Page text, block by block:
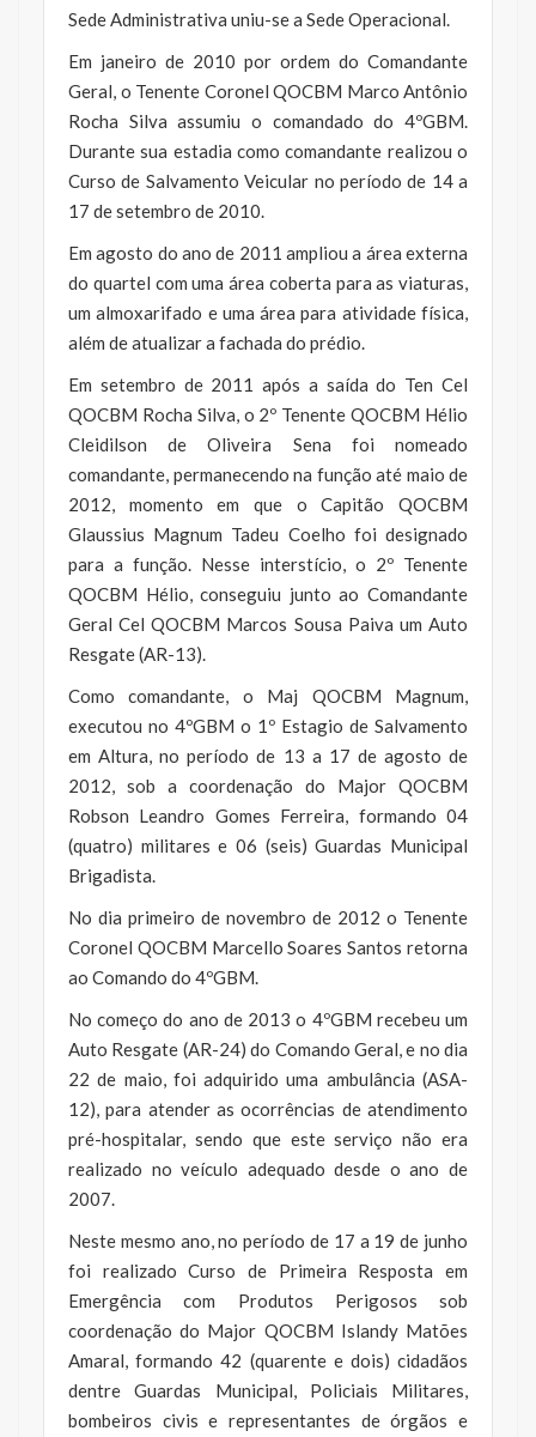
Sede Administrativa uniu-se a Sede Operacional.
Em janeiro de 2010 por ordem do Comandante
Geral, o Tenente Coronel QOCBM Marco Antônio
Rocha Silva assumiu o comandado do 4ºGBM.
Durante sua estadia como comandante realizou o
Curso de Salvamento Veicular no período de 14 a
17 de setembro de 2010.
Em agosto do ano de 2011 ampliou a área externa
do quartel com uma área coberta para as viaturas,
um almoxarifado e uma área para atividade física,
além de atualizar a fachada do prédio.
Em setembro de 2011 após a saída do Ten Cel
QOCBM Rocha Silva, o 2º Tenente QOCBM Hélio
Cleidilson de Oliveira Sena foi nomeado
comandante, permanecendo na função até maio de
2012, momento em que o Capitão QOCBM
Glaussius Magnum Tadeu Coelho foi designado
para a função. Nesse interstício, o 2º Tenente
QOCBM Hélio, conseguiu junto ao Comandante
Geral Cel QOCBM Marcos Sousa Paiva um Auto
Resgate (AR-13).
Como comandante, o Maj QOCBM Magnum,
executou no 4ºGBM o 1º Estagio de Salvamento
em Altura, no período de 13 a 17 de agosto de
2012, sob a coordenação do Major QOCBM
Robson Leandro Gomes Ferreira, formando 04
(quatro) militares e 06 (seis) Guardas Municipal
Brigadista.
No dia primeiro de novembro de 2012 o Tenente
Coronel QOCBM Marcello Soares Santos retorna
ao Comando do 4ºGBM.
No começo do ano de 2013 o 4ºGBM recebeu um
Auto Resgate (AR-24) do Comando Geral, e no dia
22 de maio, foi adquirido uma ambulância (ASA-
12), para atender as ocorrências de atendimento
pré-hospitalar, sendo que este serviço não era
realizado no veículo adequado desde o ano de
2007.
Neste mesmo ano, no período de 17 a 19 de junho
foi realizado Curso de Primeira Resposta em
Emergência com Produtos Perigosos sob
coordenação do Major QOCBM Islandy Matões
Amaral, formando 42 (quarente e dois) cidadãos
dentre Guardas Municipal, Policiais Militares,
bombeiros civis e representantes de órgãos e